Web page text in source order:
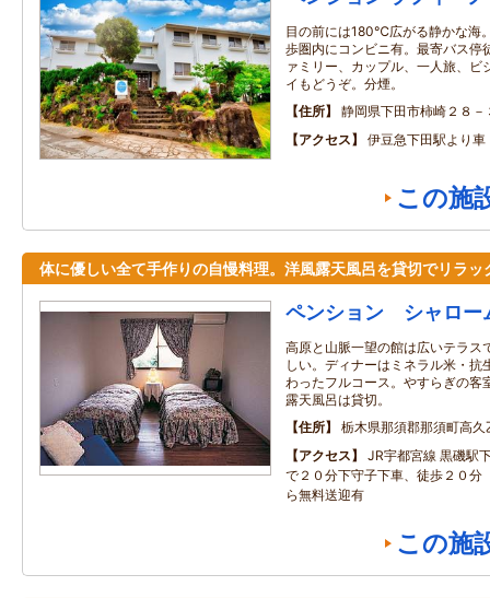
目の前には180℃広がる静かな海
歩圏内にコンビニ有。最寄バス停
ァミリー、カップル、一人旅、ビ
イもどうぞ。分煙。
住所
静岡県下田市柿崎２８－
アクセス
伊豆急下田駅より
この施
体に優しい全て手作りの自慢料理。洋風露天風呂を貸切でリラッ
ペンション シャロー
高原と山脈一望の館は広いテラス
しい。ディナーはミネラル米・抗
わったフルコース。やすらぎの客
露天風呂は貸切。
住所
栃木県那須郡那須町高
アクセス
JR宇都宮線 黒磯駅
で２０分下守子下車、徒歩２０
ら無料送迎有
この施